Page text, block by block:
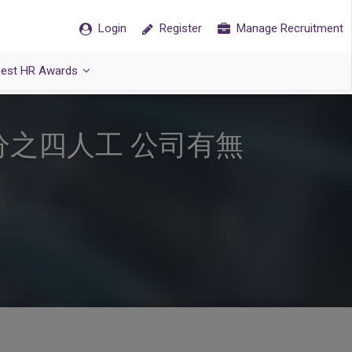
Login Register Manage Recruitment
HR Awards
之四人工 公司有無